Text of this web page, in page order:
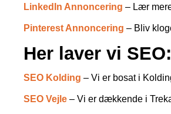
LinkedIn Annoncering – Lær
Pinterest Annoncering – Bliv
Her laver vi SEO:
SEO Kolding – Vi er bosat i
SEO Vejle – Vi er dækkende i